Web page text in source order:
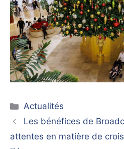
Catégories
Actualités
Les bénéfices de
attentes en matière de